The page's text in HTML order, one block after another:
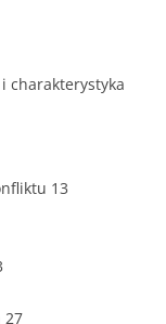
charakterystyka
13
27